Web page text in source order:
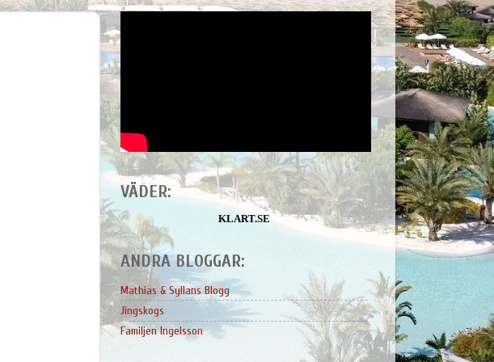
VÄDER:
KLART.SE
ANDRA BLOGGAR:
Mathias & Syllans Blogg
Jingskogs
Familjen Ingelsson